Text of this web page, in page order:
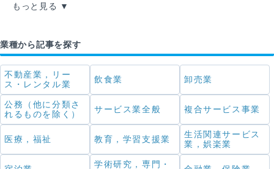
もっと見る
業種から記事を探す
不動産業，リー
ス・レンタル業
飲食業 卸売業
公務（他に分類さ
れるものを除く）
サービス業全般 複合サービス事業
医療，福祉 教育，学習支援業
生活関連サービス
業，娯楽業
学術研究，専門・